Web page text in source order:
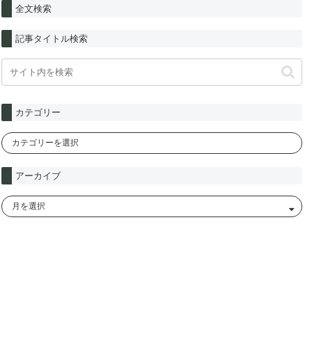
全文検索
記事タイトル検索
カテゴリー
アーカイブ